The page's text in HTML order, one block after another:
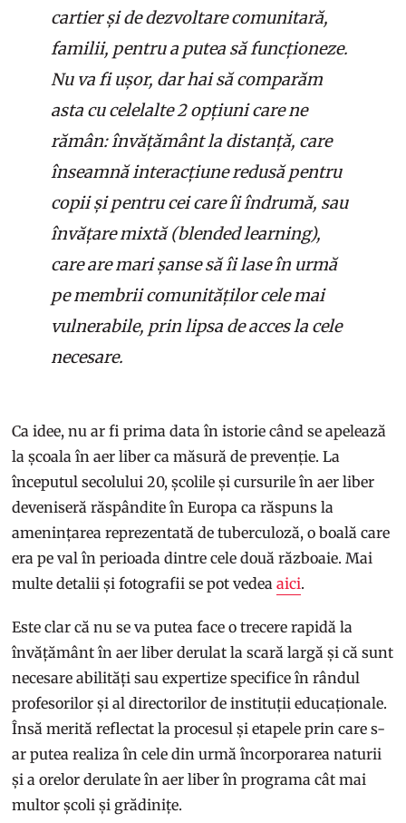
cartier și de dezvoltare comunitară,
familii, pentru a putea să funcționeze.
Nu va fi ușor, dar hai să comparăm
asta cu celelalte 2 opțiuni care ne
rămân: învățământ la distanță, care
înseamnă interacțiune redusă pentru
copii și pentru cei care îi îndrumă, sau
învățare mixtă (blended learning),
care are mari șanse să îi lase în urmă
pe membrii comunităților cele mai
vulnerabile, prin lipsa de acces la cele
necesare.
Ca idee, nu ar fi prima data în istorie când se apelează
la școala în aer liber ca măsură de prevenție. La
începutul secolului 20, școlile și cursurile în aer liber
deveniseră răspândite în Europa ca răspuns la
amenințarea reprezentată de tuberculoză, o boală care
era pe val în perioada dintre cele două războaie. Mai
multe detalii și fotografii se pot vedeaaici.
Este clar că nu se va putea face o trecere rapidă la
învățământ în aer liber derulat la scară largă și că sunt
necesare abilități sau expertize specifice în rândul
profesorilor și al directorilor de instituții educaționale.
Însă merită reflectat la procesul și etapele prin care s-
ar putea realiza în cele din urmă încorporarea naturii
și a orelor derulate în aer liber în programa cât mai
multor școli și grădinițe.